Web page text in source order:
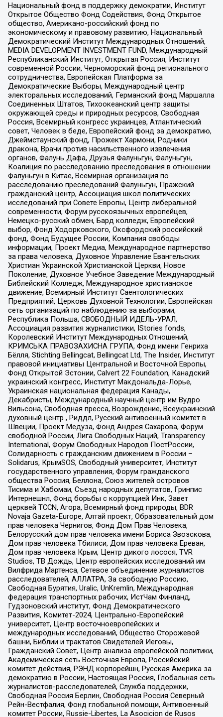
Национальный фонд в поддержку демократии, Институт
Открытое Общество Фонд Содействия, Фонд Открытое
общество, Американо-российский фонд по
экономическому и правовому развитию, Национальный
Демократический Институт Международных Отношений,
MEDIA DEVELOPMENT INVESTMENT FUND, Международный
Республиканский Институт, Открытая Россия, Институт
современной России, Черноморский фонд регионального
сотрудничества, Европейская Платформа за
Демократические Выборы, Международный центр
электоральных исследований, Германский фонд Маршалла
Соединенных Штатов, Тихоокеанский центр защиты
окружающей среды и природных ресурсов, Свободная
Россия, Всемирный конгресс украинцев, Атлантический
совет, Человек в беде, Европейский фонд за демократию,
Джеймстаунский фонд, Прожект Хармони, Родники
дракона, Врачи против насильственного извлечения
органов, Фалунь Дафа, Друзья Фалуньгун, Фалуньгун,
Коалиция по расследованию преследования в отношении
Фалуньгун в Китае, Всемирная организация по
расследованию преследований Фалуньгун, Пражский
гражданский центр, Ассоциация школ политических
исследований при Совете Европы, Центр либеральной
современности, Форум русскоязычных европейцев,
Немецко-русский обмен, Бард колледж, Европейский
выбор, Фонд Ходорковского, Оксфордский российский
фонд, Фонд Будущее России, Компания свободы
информации, Проект Медиа, Международное партнерство
за права человека, Духовное Управление Евангельских
Христиан Украинской Христианской Церкви, Новое
Поколение, Духовное Учебное Заведение Международный
Библейский Колледж, Международное христианское
движение, Всемирный Институт Саентологических
Предприятий, Церковь Духовной Технологии, Европейская
сеть организаций по наблюдению за выборами,
Республика Польша, СВОБОДНЫЙ ИДЕЛЬ-УРАЛ,
Ассоциация развития журналистики, IStories fonds,
Королевский Институт Международных Отношений,
КРИМСЬКА ПРАВОЗАХИСНА ГРУПА, Фонд имени Генриха
Бёлля, Stichting Bellingcat, Bellingcat Ltd, The Insider, Институт
правовой инициативы Центральной и Восточной Европы,
Фонд Открытой Эстонии, Calvert 22 Foundation, Канадский
украинский конгресс, Институт Макдональда-Лорье,
Украинская национальная федерация Канады,
Декабристы, Международный научный центр им Вудро
Вильсона, Свободная пресса, Возрождение, Всеукраинский
духовный центр , Риддл, Русский антивоенный комитет в
Швеции, Проект Медуза, Фонд Андрея Сахарова, Форум
свободной России, Лига Свободных Наций, Transparеncy
International, Форум Свободных Народов ПостРоссии,
Солидарность с гражданским движением в России –
Solidarus, КрымSOS, Свободный университет, Институт
государственного управления, Форум гражданского
общества Россия, Беллона, Союз жителей островов
Тисима и Хабомаи, Съезд народных депутатов, Гринпис
Интернешнл, Фонд борьбы с коррупцией Инк, Завет
церквей TCCN, Агора, Всемирный фонд природы, BDR
Novaja Gazeta-Europe, Алтай проект, Образовательный дом
прав человека Чернигов, Фонд Дом Прав Человека,
Белорусский дом прав человека имени Бориса Звозскова,
Дом прав человека Тбилиси, Дом прав человека Ереван,
Дом прав человека Крым, Центр дикого лосося, TVR
Studios, ТВ Дождь, Центр европейских исследований им
Вилфрида Мартенса, Сетевое объединение журналистов
расследователей, АЛЛАТРА, За свободную Россию,
Свободная Бурятия, Uralic, UnKremlin, Международная
федерация транспортных рабочих, ИстЧам Финланд,
Гудзоновский институт, Фонд Демократического
Развития, Комитет-2024, Центрально-Европейский
университет, Центр восточноевропейских и
международных исследований, Общество Сторожевой
башни, Библии и трактатов Свидетелей Иеговы,
Гражданский Совет, Центр анализа европейской политики,
Академическая сеть Восточная Европа, Российский
комитет действия, РЭНД корпорейшн, Русская Америка за
демократию в России, Настоящая Россия, Глобальная сеть
журналистов-расследователей, Служба поддержки,
Свободная Россия Берлин, Свободная Россия Северный
Рейн-Вестфалия, Фонд глобальной помощи, Антивоенный
комитет России, Russie-Libertes, La Asocicion de Rusos